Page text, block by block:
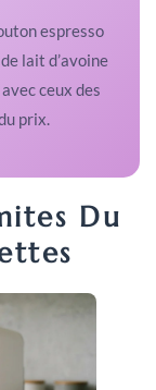
espresso
lait d’avoine
ceux des
prix.
Du